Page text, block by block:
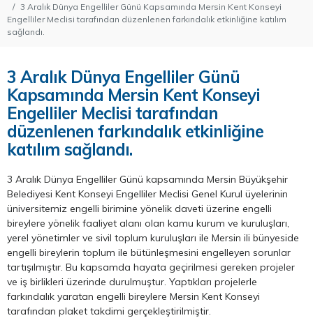
3 Aralık Dünya Engelliler Günü Kapsamında Mersin Kent Konseyi
Engelliler Meclisi tarafından düzenlenen farkındalık etkinliğine katılım
sağlandı.
3 Aralık Dünya Engelliler Günü
Kapsamında Mersin Kent Konseyi
Engelliler Meclisi tarafından
düzenlenen farkındalık etkinliğine
katılım sağlandı.
3 Aralık Dünya Engelliler Günü kapsamında Mersin Büyükşehir
Belediyesi Kent Konseyi Engelliler Meclisi Genel Kurul üyelerinin
üniversitemiz engelli birimine yönelik daveti üzerine engelli
bireylere yönelik faaliyet alanı olan kamu kurum ve kuruluşları,
yerel yönetimler ve sivil toplum kuruluşları ile Mersin ili bünyeside
engelli bireylerin toplum ile bütünleşmesini engelleyen sorunlar
tartışılmıştır. Bu kapsamda hayata geçirilmesi gereken projeler
ve iş birlikleri üzerinde durulmuştur. Yaptıkları projelerle
farkındalık yaratan engelli bireylere Mersin Kent Konseyi
tarafından plaket takdimi gerçekleştirilmiştir.